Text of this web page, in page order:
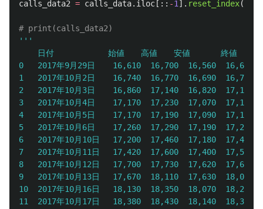
calls_data2 = calls_data. iloc [:: -1 ]. reset_index(
'''
0	2017年9月29日	16,610	16,700	16,560	16,650	4,073,463	16,650
1	2017年10月2日	16,740	16,770	16,690	16,760	3,106,816	16,760
2	2017年10月3日	16,860	17,140	16,820	17,120	6,525,809	17,120
3	2017年10月4日	17,170	17,230	17,070	17,140	5,417,610	17,140
4	2017年10月5日	17,170	17,190	17,090	17,150	3,542,774	17,150
5	2017年10月6日	17,260	17,290	17,190	17,250	3,075,106	17,250
6	2017年10月10日	17,200	17,460	17,180	17,450	3,820,090	17,450
7	2017年10月11日	17,420	17,600	17,400	17,550	3,737,587	17,550
8	2017年10月12日	17,700	17,730	17,620	17,680	4,153,253	17,680
9	2017年10月13日	17,670	18,110	17,630	18,040	7,215,394	18,040
10	2017年10月16日	18,130	18,350	18,070	18,210	5,615,892	18,210
11	2017年10月17日	18,380	18,430	18,140	18,350	7,059,034	18,350